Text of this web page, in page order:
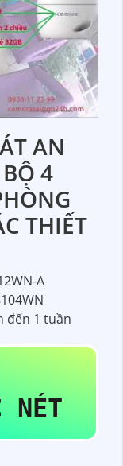
AN
4
THIẾT
A
đến 1 tuần
NÉT